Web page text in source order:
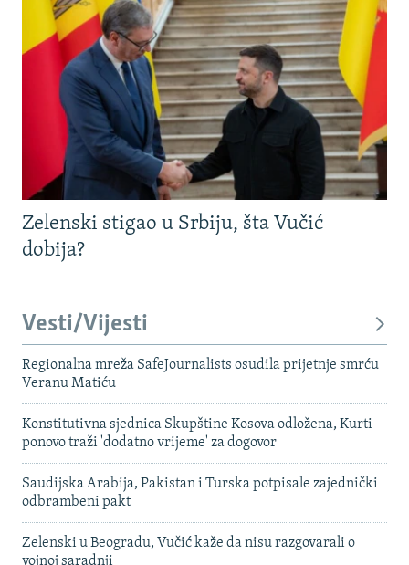
Zelenski stigao u Srbiju, šta Vučić
dobija?
Vesti/Vijesti
Regionalna mreža SafeJournalists osudila prijetnje smrću
Veranu Matiću
Konstitutivna sjednica Skupštine Kosova odložena, Kurti
ponovo traži 'dodatno vrijeme' za dogovor
Saudijska Arabija, Pakistan i Turska potpisale zajednički
odbrambeni pakt
Zelenski u Beogradu, Vučić kaže da nisu razgovarali o
vojnoj saradnji